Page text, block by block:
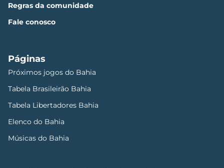
Regras da comunidade
Fale conosco
Páginas
Próximos jogos do Bahia
Tabela Brasileirão Bahia
Tabela Libertadores Bahia
Elenco do Bahia
Músicas do Bahia